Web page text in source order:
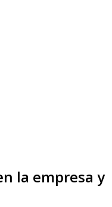
la empresa y